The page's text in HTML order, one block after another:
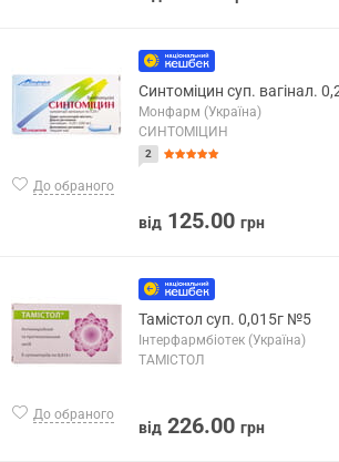
До обраного
Синтоміцин суп. вагінал.
Монфарм (Україна)
СИНТОМІЦИН
2
від 125.00 грн
До обраного
Тамістол суп. 0,015г №5
Інтерфармбіотек (Україна)
ТАМІСТОЛ
від 226.00 грн